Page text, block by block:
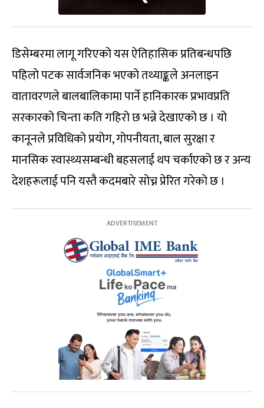
डिसेम्बरमा लागू गरिएको यस ऐतिहासिक प्रतिबन्धपछि
पहिलो पटक सार्वजनिक भएको तथ्याङ्कले अनलाइन
वातावरणले बालबालिकामा पार्ने हानिकारक प्रभावप्रति
सरकारको चिन्ता कति गहिरो छ भन्ने देखाएको छ । यो
कानूनले प्रविधिको प्रयोग, गोपनीयता, बाल सुरक्षा र
मानसिक स्वास्थ्यसम्बन्धी बहसलाई थप चर्काएको छ र अन्य
देशहरूलाई पनि यस्तै कदमबारे सोच्न प्रेरित गरेको छ ।